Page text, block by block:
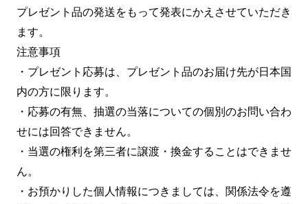
プレゼント品の発送をもって発表にかえさせていただき
ます。
注意事項
・プレゼント応募は、プレゼント品のお届け先が日本国
内の方に限ります。
・応募の有無、抽選の当落についての個別のお問い合わ
せには回答できません。
・当選の権利を第三者に譲渡・換金することはできませ
ん。
・お預かりした個人情報につきましては、関係法令を遵